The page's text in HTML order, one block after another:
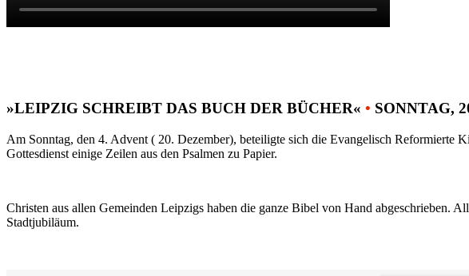
»LEIPZIG SCHREIBT DAS BUCH DER BÜCHER« • SONNTAG,
Am Sonntag, den 4. Advent ( 20. Dezember), beteiligte sich die Evangelisch
Gottesdienst einige Zeilen aus den Psalmen zu Papier.
Christen aus allen Gemeinden Leipzigs haben die ganze Bibel von Hand abgeschrieben.
Stadtjubiläum.